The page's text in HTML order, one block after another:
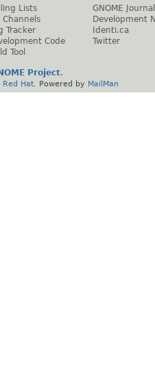
Lists
Channels
Tracker
Code
Tool
GNOME Journal
Development
Identi.ca
Twitter
Project.
Red Hat . Powered by MailMan